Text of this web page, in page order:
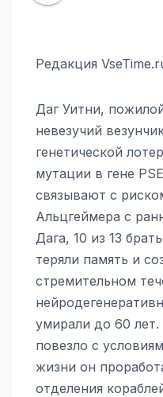
Редакция
Даг Уитни,
невезучий
генетической
мутации в гене
связывают с
Альцгеймера с
Дага, 10 из 13
теряли память и
стремительном
умирали до 60
повезло с
жизни он
отделения